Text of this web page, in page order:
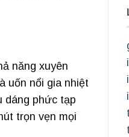
năng xuyên
uốn nổi gia nhiệt
dáng phức tạp
trọn vẹn mọi